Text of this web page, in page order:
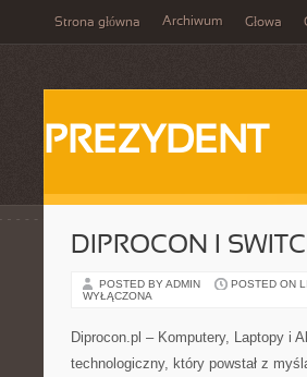
Strona główna Archiwum Głowa
PREZYDENT
DIPROCON I
POSTED BY ADMIN POSTED ON
WYŁĄCZONA
Diprocon.pl – Komputery, Laptopy i
technologiczny, który powstał z